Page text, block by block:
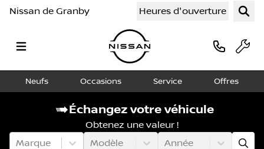
Nissan de Granby Heures d'ouverture
Neufs Occasions Service Offres
Échangez votre véhicule
Obtenez une valeur !
Marque
Modèle Année